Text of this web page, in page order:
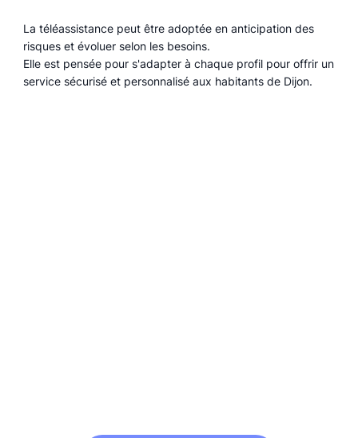
La téléassistance peut être adoptée en anticipation des
risques et évoluer selon les besoins.
Elle est pensée pour s'adapter à chaque profil pour offrir un
service sécurisé et personnalisé aux habitants de Dijon.